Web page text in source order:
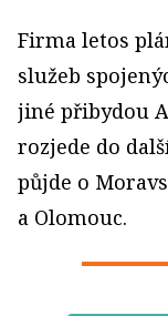
Firma letos
služeb
jiné přibydou
rozjede do
půjde o
a Olomouc.